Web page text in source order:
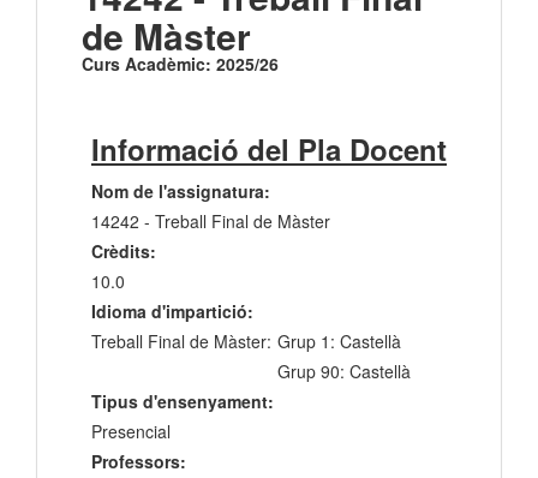
de Màster
Curs Acadèmic: 2025/26
Informació del Pla Docent
Nom de l'assignatura:
14242 - Treball Final de Màster
Crèdits:
10.0
Idioma d'impartició:
Treball Final de Màster: Grup 1: Castellà
Grup 90: Castellà
Tipus d'ensenyament:
Presencial
Professors: